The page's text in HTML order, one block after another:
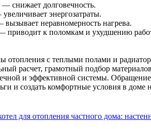
снижает долговечность.
энергозатраты.
неравномерность нагрева.
приводит к поломкам и ухудшению
отопления с теплыми полами и
расчет, грамотный подбор
и эффективной системы.
и создать комфортные условия в доме
для отопления частного дома: